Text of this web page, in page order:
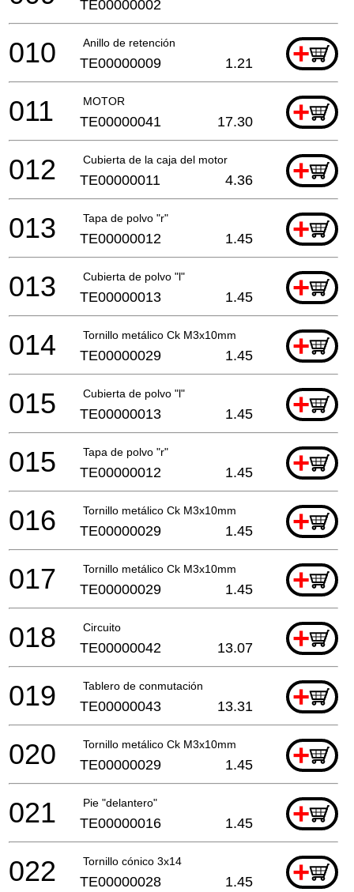
TE00000002
Anillo de retención +
010 TE00000009 1.21
MOTOR +
011 TE00000041 17.30
Cubierta de la caja del motor +
012 TE00000011 4.36
Tapa de polvo "r" +
013 TE00000012 1.45
Cubierta de polvo "l" +
013 TE00000013 1.45
Tornillo metálico Ck M3x10mm +
014 TE00000029 1.45
Cubierta de polvo "l" +
015 TE00000013 1.45
Tapa de polvo "r" +
015 TE00000012 1.45
Tornillo metálico Ck M3x10mm +
016 TE00000029 1.45
Tornillo metálico Ck M3x10mm +
017 TE00000029 1.45
Circuito +
018 TE00000042 13.07
Tablero de conmutación +
019 TE00000043 13.31
Tornillo metálico Ck M3x10mm +
020 TE00000029 1.45
Pie "delantero" +
021 TE00000016 1.45
Tornillo cónico 3x14 +
022 TE00000028 1.45